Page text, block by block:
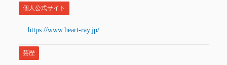
個人公式サイト
https://www.heart-ray.jp/
芸歴